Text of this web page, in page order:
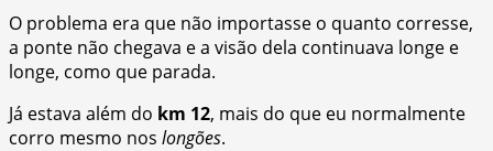
O problema era que não importasse o quanto corresse,
a ponte não chegava e a visão dela continuava longe e
longe, como que parada.
Já estava além do km 12, mais do que eu normalmente
corro mesmo nos longões.